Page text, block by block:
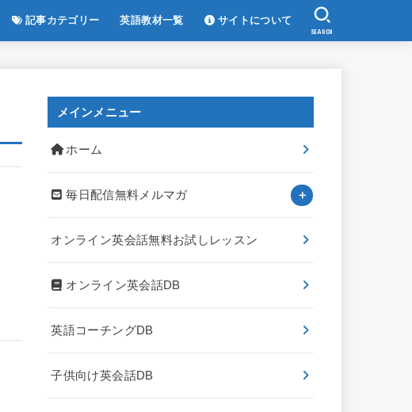
記事カテゴリー 英語教材一覧 サイトについて
SEARCH
メインメニュー
ホーム
毎日配信無料メルマガ
オンライン英会話無料お試しレッスン
オンライン英会話DB
英語コーチングDB
子供向け英会話DB